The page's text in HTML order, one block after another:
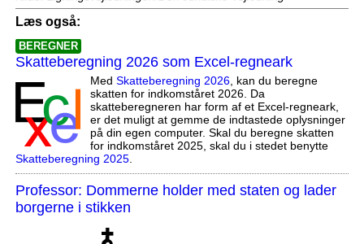
Læs også:
BEREGNER
Skatteberegning 2026 som Excel-regneark
Med Skatteberegning 2026, kan du beregne
skatten for indkomståret 2026. Da
skatteberegneren har form af et Excel-regneark,
er det muligt at gemme de indtastede oplysninger
på din egen computer. Skal du beregne skatten
for indkomståret 2025, skal du i stedet benytte
Skatteberegning 2025.
Professor: Dommerne holder med staten og lader
borgerne i stikken